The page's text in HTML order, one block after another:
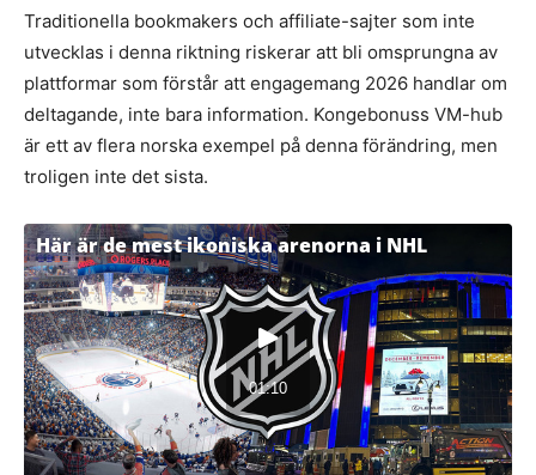
Traditionella bookmakers och affiliate-sajter som inte
utvecklas i denna riktning riskerar att bli omsprungna av
plattformar som förstår att engagemang 2026 handlar om
deltagande, inte bara information. Kongebonuss VM-hub
är ett av flera norska exempel på denna förändring, men
troligen inte det sista.